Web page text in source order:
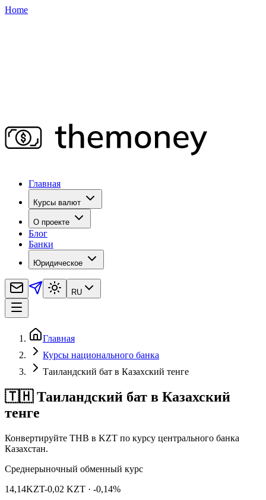
Home
Главная
Курсы валют
О проекте
Блог
Банки
Юридическое
RU
Главная
Курсы национального банка
Таиландский бат в Казахский тенге
🇹🇭 Таиландский бат в Казахский
тенге
Конвертируйте THB в KZT по курсу центрального банка
Казахстан.
Среднерыночный обменный курс
14,14KZT-0,02 KZT · -0,14%